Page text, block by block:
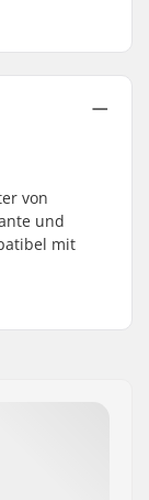
von
und
mit